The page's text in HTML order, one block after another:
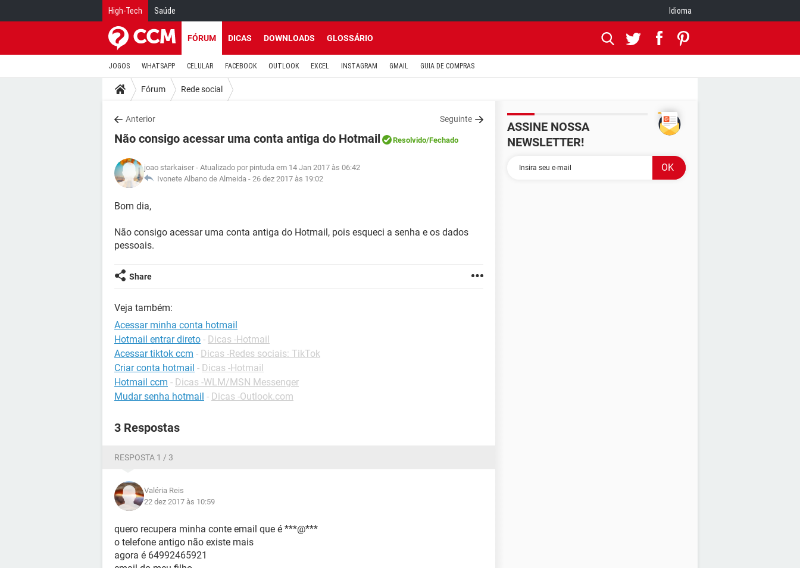
High-Tech Saúde Idioma
FÓRUM DICAS DOWNLOADS GLOSSÁRIO
JOGOS WHATSAPP CELULAR FACEBOOK OUTLOOK EXCEL INSTAGRAM GMAIL GUIA DE COMPRAS
Fórum Rede social
Anterior Seguinte
Não consigo acessar uma conta antiga do Hotmail Resolvido/Fechado
joao starkaiser - Atualizado por pintuda em 14 Jan 2017 às 06:42
Ivonete Albano de Almeida - 26 dez 2017 às 19:02
Bom dia,
Não consigo acessar uma conta antiga do Hotmail, pois esqueci a senha e os dados
pessoais.
Share
Veja também:
Acessar minha conta hotmail
Hotmail entrar direto - Dicas -Hotmail
Acessar tiktok ccm - Dicas -Redes sociais: TikTok
Criar conta hotmail - Dicas -Hotmail
Hotmail ccm - Dicas -WLM/MSN Messenger
Mudar senha hotmail - Dicas -Outlook.com
3 Respostas
RESPOSTA 1 / 3
Valéria Reis
22 dez 2017 às 10:59
quero recupera minha conte email que é ***@***
o telefone antigo não existe mais
agora é 64992465921
ASSINE NOSSA
NEWSLETTER!